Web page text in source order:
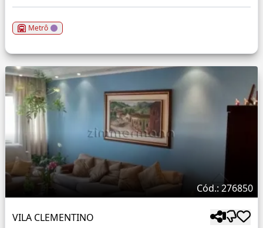
Metrô
Cód.: 276850
VILA CLEMENTINO